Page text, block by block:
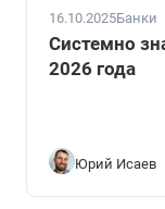
16.10.2025Банки
Системно
2026 года
Юрий Исаев